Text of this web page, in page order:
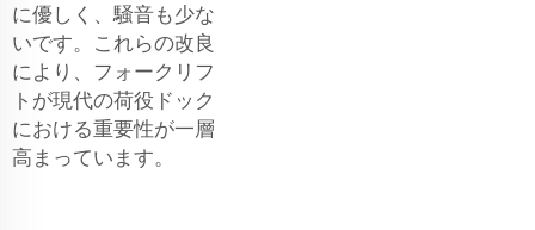
に優しく、騒音も少な
いです。これらの改良
により、フォークリフ
トが現代の荷役ドック
における重要性が一層
高まっています。